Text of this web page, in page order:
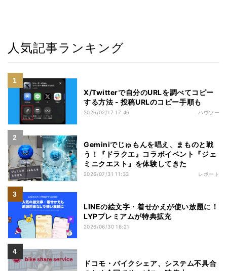
人気記事ランキング
X/Twitterで自分のURLを調べてコピー
する方法 - 投稿URLのコピー手順も
2026/02/17 17:46 ハウツー
Geminiでじゅもんを唱え、まものと戦
う！『ドラクエ』コラボイベント『ジェ
ミニクエスト』を体験してきた
2026/07/31 11:33 レポート
LINEの絵文字・着せかえが使い放題に！
LYPプレミアムが特典拡充
2026/06/30 16:21
ドコモ・バイクシェア、システム不具合